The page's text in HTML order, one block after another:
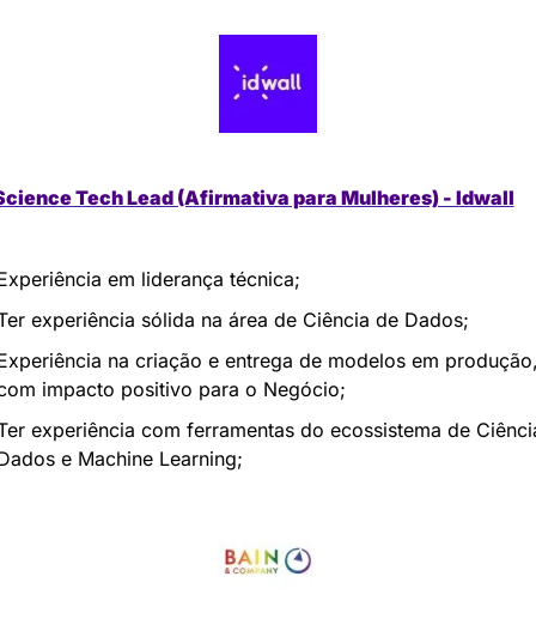
Tech Lead (Afirmativa para Mulheres) - Idwall
em liderança técnica;
experiência sólida na área de Ciência de Dados;
na criação e entrega de modelos em
impacto positivo para o Negócio;
experiência com ferramentas do ecossistema de
e Machine Learning;